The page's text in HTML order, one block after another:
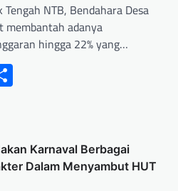
NTB, Bendahara Desa
membantah adanya
hingga 22% yang…
Karnaval Berbagai
Dalam Menyambut HUT